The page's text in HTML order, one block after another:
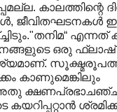
കാലത്തിന്റെ
ജീവിതഘടനകള്‍
എന്നത്‌
ഒരു ഫ്ലാഷ്‌
ദൃശ്യമാണ്‌.
കാണുമെങ്കിലും